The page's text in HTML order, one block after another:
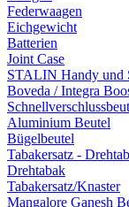
Federwaagen
Eichgewicht
Batterien
Joint Case
STALIN Handy und
Boveda / Integra
Aluminium Beutel
Bügelbeutel
Tabakersatz -
Drehtabak
Tabakersatz/Knaster
Mangalore Ganesh